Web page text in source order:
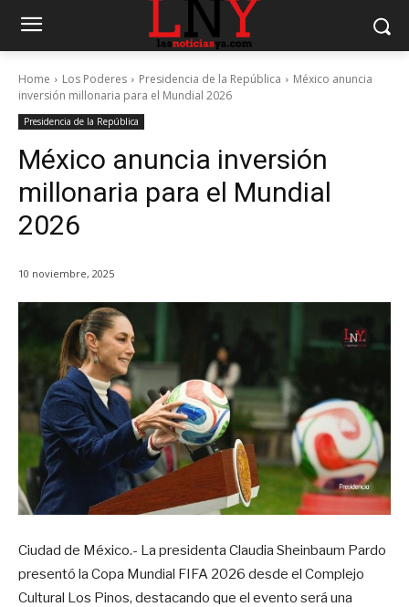
Home Los Poderes Presidencia de la República
México anuncia
inversión millonaria para el Mundial 2026
Presidencia de la República
México anuncia inversión
millonaria para el Mundial
2026
10 noviembre, 2025
Ciudad de México.- La presidenta Claudia Sheinbaum Pardo
presentó la Copa Mundial FIFA 2026 desde el Complejo
Cultural Los Pinos, destacando que el evento será una